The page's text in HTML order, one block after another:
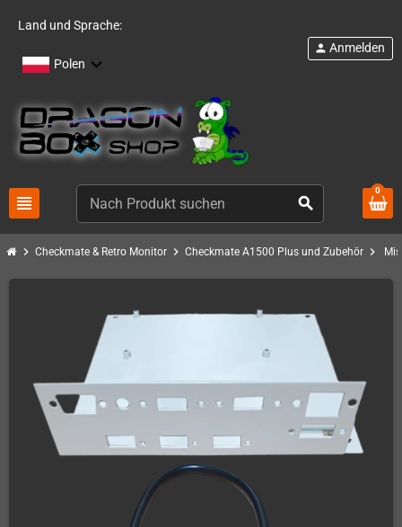
Land und Sprache:
Polen
view_headline search
person Anmelden
0
chevron_right Checkmate & Retro Monitor chevron_right Checkmate A1500 Plus und Zubehör chevron_right